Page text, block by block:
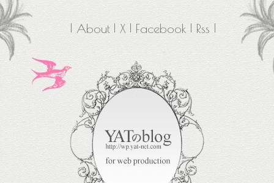
About X Facebook Rss